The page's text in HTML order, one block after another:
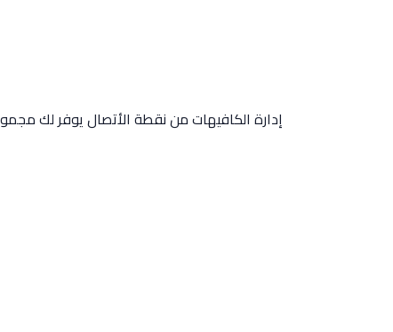
إدارة الكافيهات من نقطة الأتصال يوفر لك